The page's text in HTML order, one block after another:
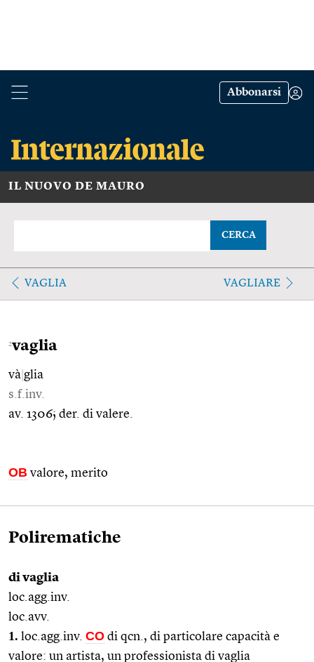
Abbonarsi
IL NUOVO DE MAURO
CERCA
VAGLIA VAGLIARE
2vaglia
và glia
s.f.inv.
av. 1306; der. di valere.
OB valore, merito
Polirematiche
di vaglia
loc.agg.inv.
loc.avv.
1. loc.agg.inv. CO di qcn., di particolare capacità e
valore: un artista, un professionista di vaglia